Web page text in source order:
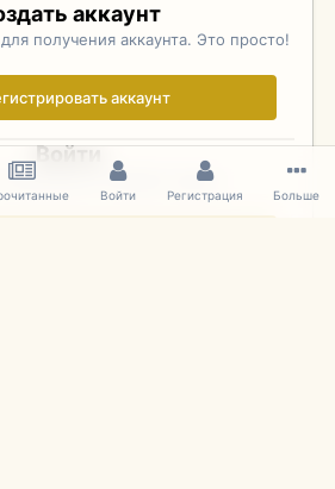
аккаунт
получения аккаунта. Это просто!
аккаунт
Войти
Войдите здесь.
Войти Регистрация Больше